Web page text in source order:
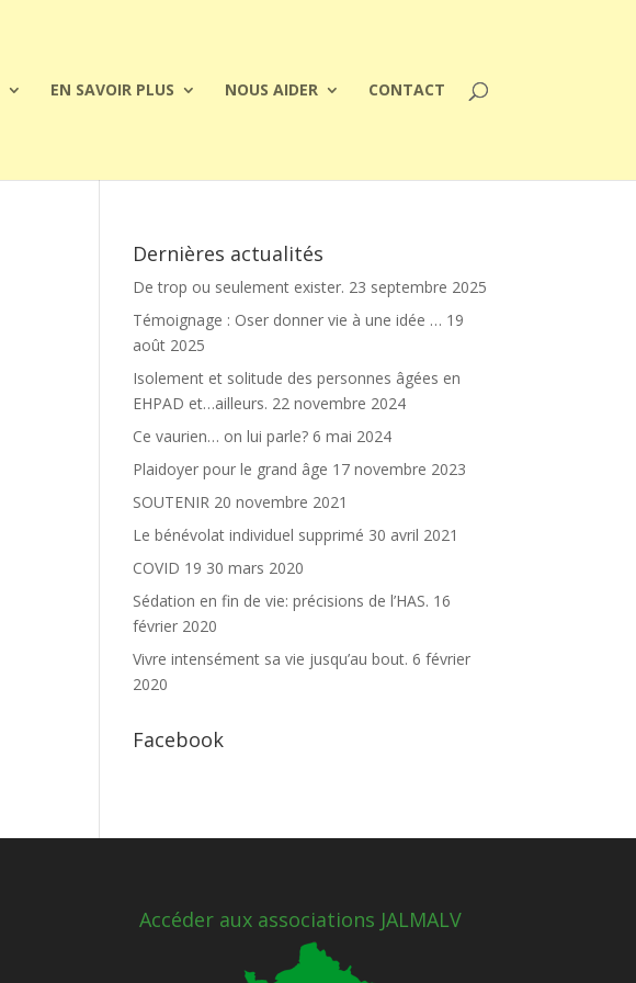
EN SAVOIR PLUS NOUS AIDER CONTACT
Dernières actualités
De trop ou seulement exister. 23 septembre 2025
Témoignage : Oser donner vie à une idée … 19
août 2025
Isolement et solitude des personnes âgées en
EHPAD et…ailleurs. 22 novembre 2024
Ce vaurien… on lui parle? 6 mai 2024
Plaidoyer pour le grand âge 17 novembre 2023
SOUTENIR 20 novembre 2021
Le bénévolat individuel supprimé 30 avril 2021
COVID 19 30 mars 2020
Sédation en fin de vie: précisions de l’HAS. 16
février 2020
Vivre intensément sa vie jusqu’au bout. 6 février
2020
Facebook
Accéder aux associations JALMALV